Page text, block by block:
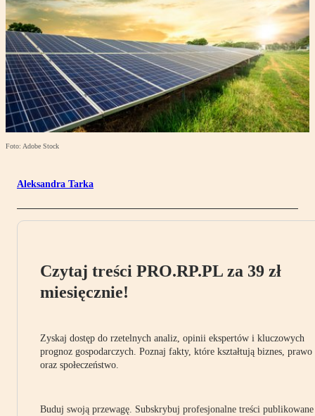
Foto: Adobe Stock
Aleksandra Tarka
Czytaj treści PRO.RP.PL za 39 zł
miesięcznie!
Zyskaj dostęp do rzetelnych analiz, opinii ekspertów i kluczowych
prognoz gospodarczych. Poznaj fakty, które kształtują biznes, prawo
oraz społeczeństwo.
Buduj swoją przewagę. Subskrybuj profesjonalne treści publikowane